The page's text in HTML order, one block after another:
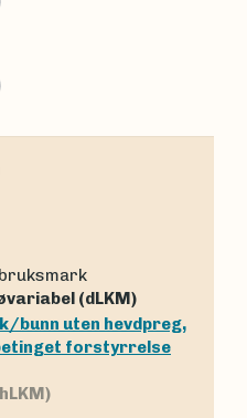
(dLKM)
bunn uten hevdpreg,
forstyrrelse